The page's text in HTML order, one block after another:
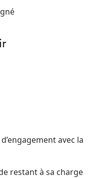
avec la
restant à sa charge